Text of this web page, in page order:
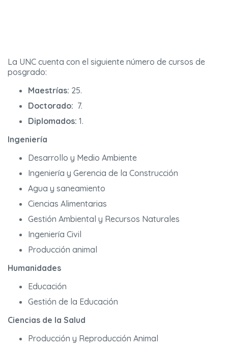
La UNC cuenta con el siguiente número de cursos de
posgrado:
Maestrías: 25.
Doctorado: 7.
Diplomados: 1.
Ingeniería
Desarrollo y Medio Ambiente
Ingeniería y Gerencia de la Construcción
Agua y saneamiento
Ciencias Alimentarias
Gestión Ambiental y Recursos Naturales
Ingeniería Civil
Producción animal
Humanidades
Educación
Gestión de la Educación
Ciencias de la Salud
Producción y Reproducción Animal